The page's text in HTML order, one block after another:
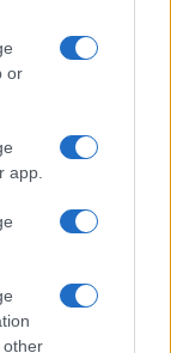
or
app.
other